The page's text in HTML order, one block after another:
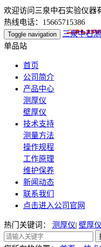
欢迎访问三泉中石实验仪器
热线电话：15665715386
Toggle navigation
三泉中石
单品站
首页
公司简介
产品中心
测厚仪
壁厚仪
技术支持
测量方法
操作规程
工作原理
维护保养
新闻动态
联系我们
点击进入公司官网
热门关键词： 测厚仪| 壁厚仪